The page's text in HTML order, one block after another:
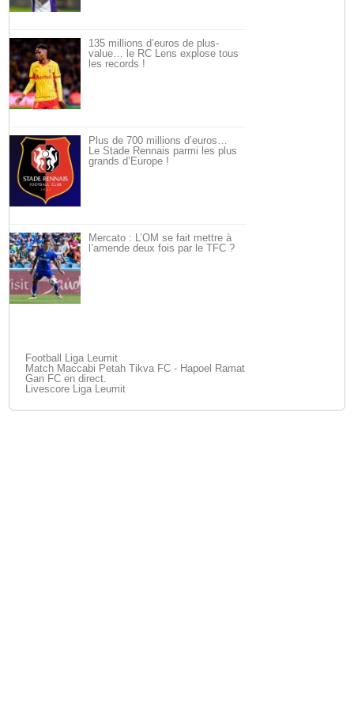
135 millions d’euros de plus-
value… le RC Lens explose tous
les records !
Plus de 700 millions d’euros…
Le Stade Rennais parmi les plus
grands d’Europe !
Mercato : L’OM se fait mettre à
l’amende deux fois par le TFC ?
Football Liga Leumit
Match Maccabi Petah Tikva FC - Hapoel Ramat
Gan FC en direct.
Livescore Liga Leumit